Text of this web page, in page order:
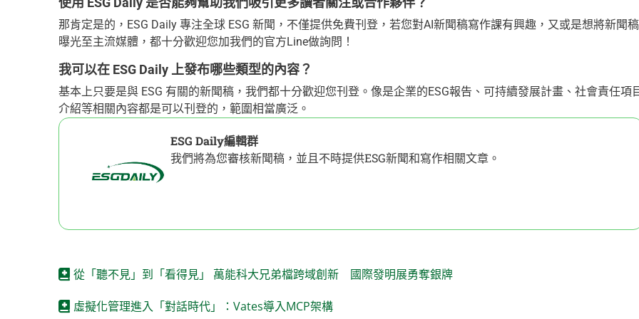
那肯定是的，ESG Daily 專注全球 ESG 新聞，不僅提供免費刊登，若您對AI新聞稿寫作課有興趣，又或是想將新聞稿
曝光至主流媒體，都十分歡迎您加我們的官方Line做詢問！
我可以在 ESG Daily 上發布哪些類型的內容？
基本上只要是與 ESG 有關的新聞稿，我們都十分歡迎您刊登。像是企業的ESG報告、可持續發展計畫、社會責任項
介紹等相關內容都是可以刊登的，範圍相當廣泛。
ESG Daily編輯群
我們將為您審核新聞稿，並且不時提供ESG新聞和寫作相關文章。
從「聽不見」到「看得見」 萬能科大兄弟檔跨域創新 國際發明展勇奪銀牌
虛擬化管理進入「對話時代」：Vates導入MCP架構